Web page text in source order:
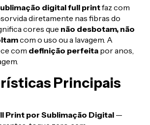
digital full printfaz com
diretamente nas fibras do
cores que não desbotam, não
com o uso ou a lavagem. A
com definição perfeita por anos,
Principais
Print por Sublimação Digital —